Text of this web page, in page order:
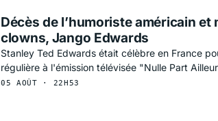
Décès de l’humoriste américain et
clowns, Jango Edwards
Stanley Ted Edwards était célèbre en France
régulière à l'émission télévisée "Nulle Part
05 AOÛT · 22H53